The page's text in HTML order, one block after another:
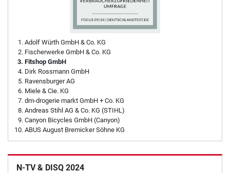
Adolf Würth GmbH & Co. KG
Fischerwerke GmbH & Co. KG
Fitshop GmbH
Dirk Rossmann GmbH
Ravensburger AG
Miele & Cie. KG
dm-drogerie markt GmbH + Co. KG
Andreas Stihl AG & Co. KG (STIHL)
Canyon Bicycles GmbH (Canyon)
ABUS August Bremicker Söhne KG
N-TV & DISQ 2024